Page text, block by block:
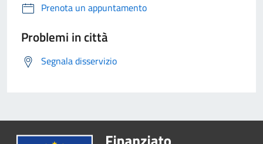
Prenota un appuntamento
Problemi in città
Segnala disservizio